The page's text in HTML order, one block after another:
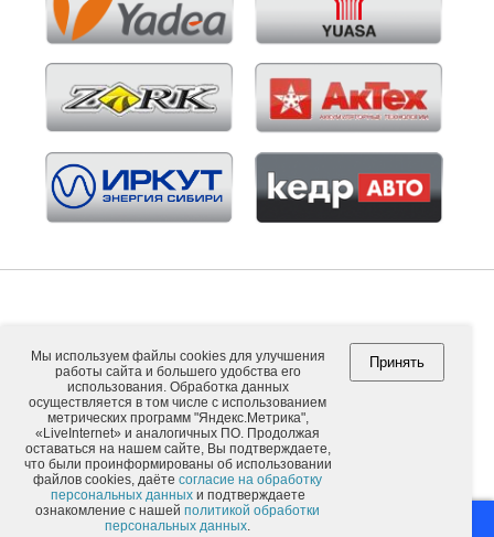
Copyright © 2026. ООО "ВНЕШПОСЫЛТОРГ".
Мы используем файлы cookies для улучшения
работы сайта и большего удобства его
использования. Обработка данных
осуществляется в том числе с использованием
метрических программ "Яндекс.Метрика",
«LiveInternet» и аналогичных ПО. Продолжая
оставаться на нашем сайте, Вы подтверждаете,
что были проинформированы об использовании
файлов cookies, даёте согласие на обработку
персональных данныхи подтверждаете
ознакомление с нашей политикой обработки
персональных данных.
Принять
Москва
Обычная версия